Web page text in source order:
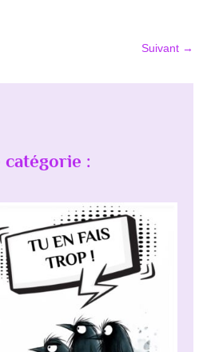
Suivant→
catégorie :